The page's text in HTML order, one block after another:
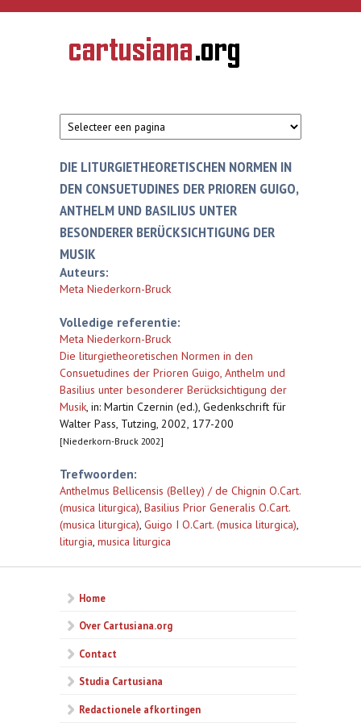
Overslaan en naar de inhoud gaan
CARTUSIANA
Geschiedenis
van de
DIE LITURGIETHEORETISCHEN NORMEN IN
DEN CONSUETUDINES DER PRIOREN GUIGO,
ANTHELM UND BASILIUS UNTER
BESONDERER BERÜCKSICHTIGUNG DER
MUSIK
Auteurs:
Meta Niederkorn-Bruck
Volledige referentie:
Meta Niederkorn-Bruck
Die liturgietheoretischen Normen in den
Consuetudines der Prioren Guigo, Anthelm und
Basilius unter besonderer Berücksichtigung der
Musik, in: Martin Czernin (ed.), Gedenkschrift für
Walter Pass, Tutzing, 2002, 177-200
[Niederkorn-Bruck 2002]
Trefwoorden:
Anthelmus Bellicensis (Belley) / de Chignin O.Cart.
(musica liturgica), Basilius Prior Generalis O.Cart.
(musica liturgica), Guigo I O.Cart. (musica liturgica),
liturgia, musica liturgica
Home
Over Cartusiana.org
Contact
Studia Cartusiana
Redactionele afkortingen